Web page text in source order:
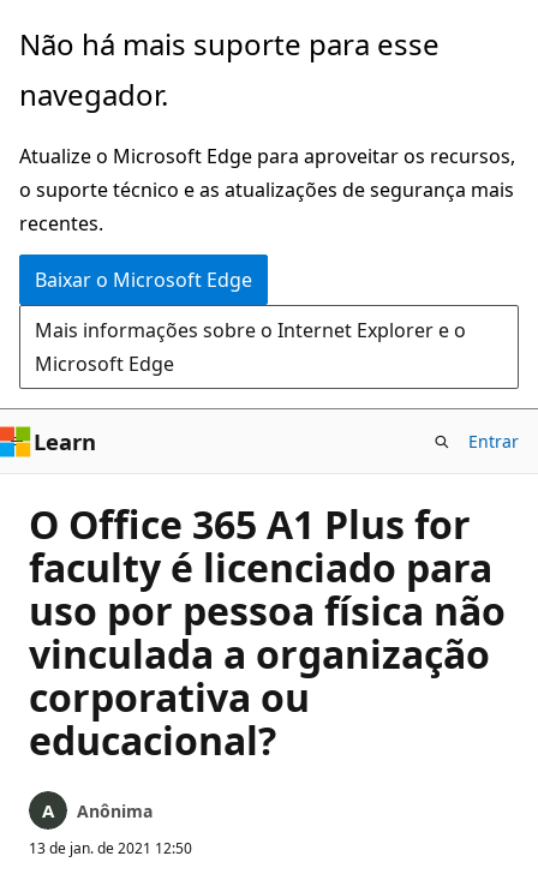
Pular
o
principal
Não há mais suporte para esse
navegador.
Atualize o Microsoft Edge para aproveitar os recursos,
o suporte técnico e as atualizações de segurança mais
recentes.
Baixar o Microsoft Edge
Mais informações sobre o Internet Explorer e o
Microsoft Edge
Learn Entrar
O Office 365 A1 Plus for
faculty é licenciado para
uso por pessoa física não
vinculada a organização
corporativa ou
educacional?
Anônima
13 de jan. de 2021 12:50